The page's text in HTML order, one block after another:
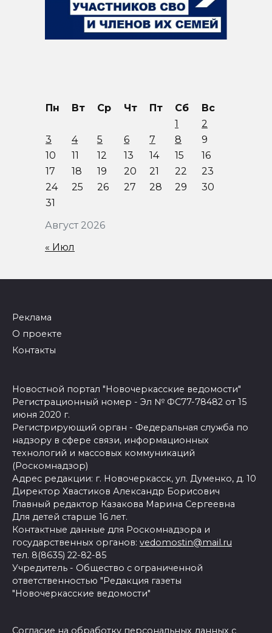
Август 2026
Пн Вт Ср Чт Пт Сб
Вс
1
2
3
4 5 6 7 8
9
10
11 12 13 14 15
16
17
18 19 20 21 22
23
24
25 26 27 28 29
30
31
« Июл
Реклама
О проекте
Контакты
Новостной портал "Новочеркасские ведомости"
Регистрационный номер - Эл № ФС77-78482 от 15
июня 2020 г.
Регистрирующий орган - Федеральная служба по
надзору в сфере связи, информационных
технологий и массовых коммуникаций
(Роскомнадзор)
Адрес редакции: г. Новочеркасск, ул. Думенко, д. 10
Директор Хвастиков Александр Борисович
Главный редактор Казакова Марина Сергеевна
Для детей старше 16 лет.
Контактные данные для Роскомнадзора и
государственных органов: vedomostin@mail.ru
тел. 8(8635) 22-82-85
Учредитель - Общество с ограниченной
ответственностью "Редакция газеты
"Новочеркасские ведомости"
Согласие на обработку персональных данных с